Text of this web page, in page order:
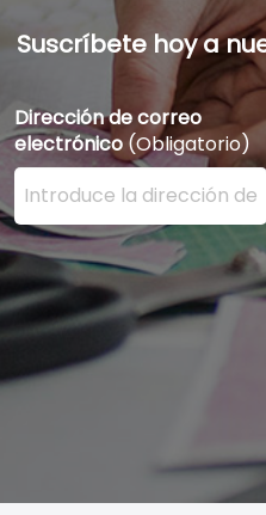
Suscríbete hoy a
Dirección de correo
electrónico (Obligatorio)
Ingrese su dirección de